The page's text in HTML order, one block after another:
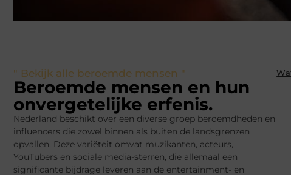
" Bekijk alle beroemde mensen "
Beroemde mensen en hun
onvergetelijke erfenis.
Nederland beschikt over een diverse groep beroemdheden en
influencers die zowel binnen als buiten de landsgrenzen
opvallen. Deze variëteit omvat muzikanten, acteurs,
YouTubers en sociale media-sterren, die allemaal een
significante bijdrage leveren aan de entertainment- en